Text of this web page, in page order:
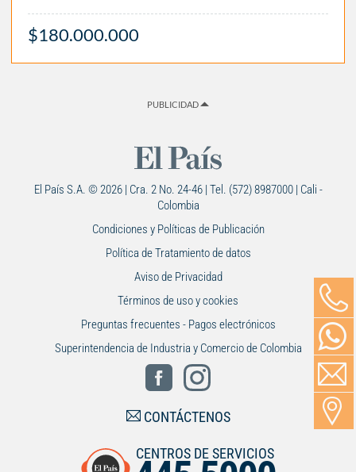
$180.000.000
PUBLICIDAD
El País S.A. © 2026 | Cra. 2 No. 24-46 | Tel. (572) 8987000 | Cali -
Colombia
Condiciones y Políticas de Publicación
Política de Tratamiento de datos
Aviso de Privacidad
Términos de uso y cookies
Preguntas frecuentes - Pagos electrónicos
Superintendencia de Industria y Comercio de Colombia
CONTÁCTENOS
CENTROS DE SERVICIOS